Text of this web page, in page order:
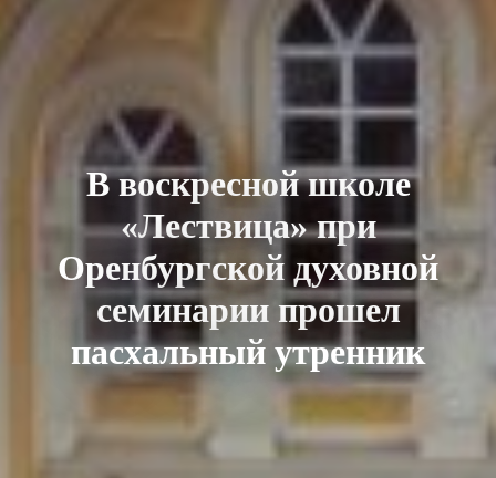
В воскресной школе
«Лествица» при
Оренбургской духовной
семинарии прошел
пасхальный утренник